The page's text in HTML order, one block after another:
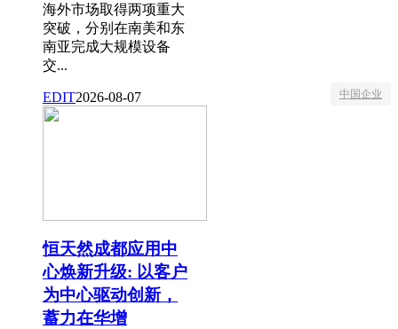
海外市场取得两项重大
突破，分别在南美和东
南亚完成大规模设备
交...
EDIT2026-08-07 中国企业
恒天然成都应用中
心焕新升级: 以客户
为中心驱动创新，
蓄力在华增